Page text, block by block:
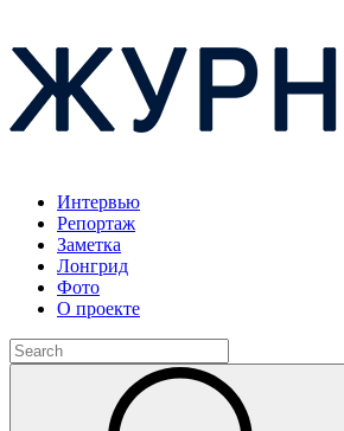
Интервью
Репортаж
Заметка
Лонгрид
Фото
О проекте